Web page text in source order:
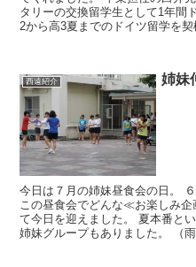
タリーの交換留学生として1年間
2から高3夏までのドイツ留学を
西遠紹介 姉妹
今日は７月の姉妹昼食会の日。
この昼食会でどんな≪お楽しみ
て今日を迎えました。 夏本番と
姉妹グループもありました。 （